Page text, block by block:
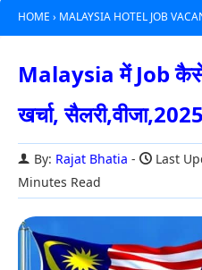
HOME › MALAYSIA HOTEL JOB
Malaysia में Job कैसे
खर्चा, सैलरी,वीजा,2025
By: Rajat Bhatia Last
Minutes Read